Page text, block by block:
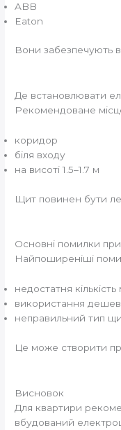
ABB
Eaton
Вони забезпечують
Де встановлювати
Рекомендоване
коридор
біля входу
на висоті 1.5–1.7 м
Щит повинен бути
Основні помилки
Найпоширеніші
недостатня кількість
використання
неправильний тип
Це може створити
Висновок
Для квартири
вбудований